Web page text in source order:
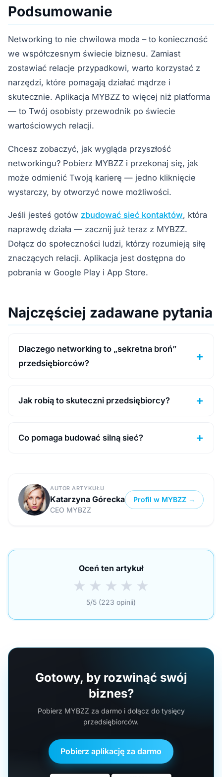
Podsumowanie
Networking to nie chwilowa moda – to konieczność
we współczesnym świecie biznesu. Zamiast
zostawiać relacje przypadkowi, warto korzystać z
narzędzi, które pomagają działać mądrze i
skutecznie. Aplikacja MYBZZ to więcej niż platforma
— to Twój osobisty przewodnik po świecie
wartościowych relacji.
Chcesz zobaczyć, jak wygląda przyszłość
networkingu? Pobierz MYBZZ i przekonaj się, jak
może odmienić Twoją karierę — jedno kliknięcie
wystarczy, by otworzyć nowe możliwości.
Jeśli jesteś gotów zbudować sieć kontaktów, która
naprawdę działa — zacznij już teraz z MYBZZ.
Dołącz do społeczności ludzi, którzy rozumieją siłę
znaczących relacji. Aplikacja jest dostępna do
pobrania w Google Play i App Store.
Najczęściej zadawane pytania
Dlaczego networking to „sekretna broń”
przedsiębiorców?
Jak robią to skuteczni przedsiębiorcy?
Co pomaga budować silną sieć?
AUTOR ARTYKUŁU
Katarzyna Górecka
CEO MYBZZ
Profil w MYBZZ →
Oceń ten artykuł
★ ★ ★ ★ ★
5/5 (223 opinii)
Gotowy, by rozwinąć swój
biznes?
Pobierz MYBZZ za darmo i dołącz do tysięcy
przedsiębiorców.
Pobierz aplikację za darmo